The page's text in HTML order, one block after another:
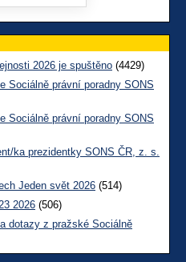
2026 je spuštěno (4429)
Sociálně právní poradny SONS
Sociálně právní poradny SONS
ka prezidentky SONS ČR, z. s.
Jeden svět 2026 (514)
2026 (506)
dotazy z pražské Sociálně